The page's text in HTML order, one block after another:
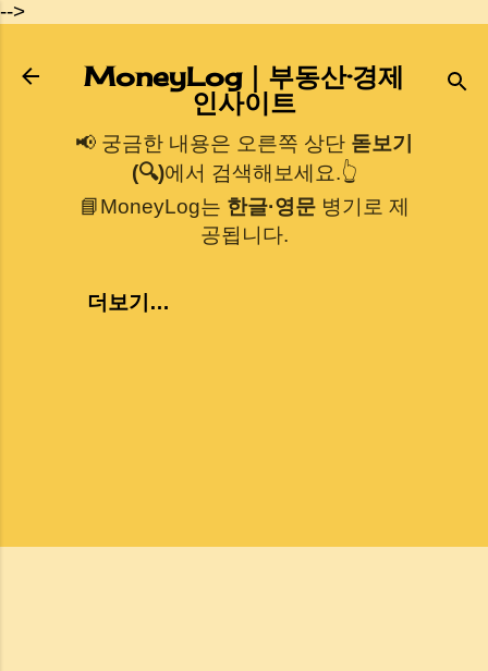
-->
기본 콘텐츠로 건너뛰기
MoneyLog｜부동산·경제
인사이트
📢 궁금한 내용은 오른쪽 상단 돋보기
(🔍)에서 검색해보세요.👆
📘MoneyLog는 한글·영문병기로 제
공됩니다.
더보기…